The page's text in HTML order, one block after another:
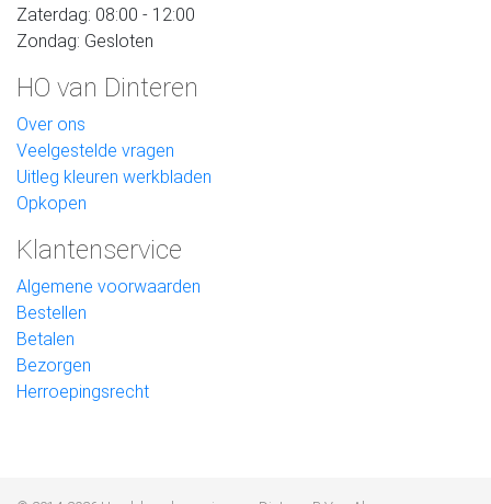
Zaterdag: 08:00 - 12:00
Zondag: Gesloten
HO van Dinteren
Over ons
Veelgestelde vragen
Uitleg kleuren werkbladen
Opkopen
Klantenservice
Algemene voorwaarden
Bestellen
Betalen
Bezorgen
Herroepingsrecht